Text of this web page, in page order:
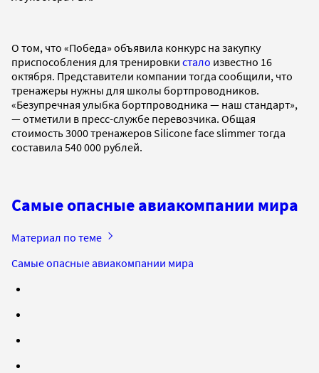
О том, что «Победа» объявила конкурс на закупку
приспособления для тренировки стало известно 16
октября. Представители компании тогда сообщили, что
тренажеры нужны для школы бортпроводников.
«Безупречная улыбка бортпроводника — наш стандарт»,
— отметили в пресс-службе перевозчика. Общая
стоимость 3000 тренажеров Silicone face slimmer тогда
составила 540 000 рублей.
Самые опасные авиакомпании мира
Материал по теме
Самые опасные авиакомпании мира